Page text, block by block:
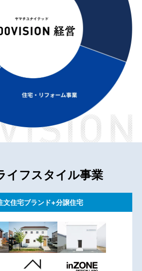
イフスタイル事業
文住宅ブランド+分譲住宅